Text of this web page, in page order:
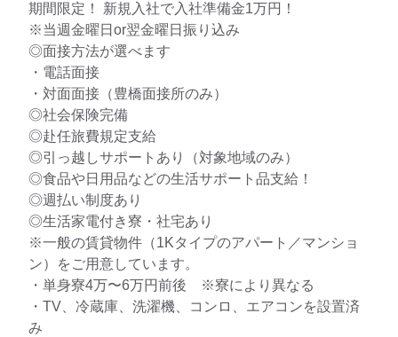
期間限定！ 新規入社で入社準備金1万円！
※当週金曜日or翌金曜日振り込み
◎面接方法が選べます
・電話面接
・対面面接（豊橋面接所のみ）
◎社会保険完備
◎赴任旅費規定支給
◎引っ越しサポートあり（対象地域のみ）
◎食品や日用品などの生活サポート品支給！
◎週払い制度あり
◎生活家電付き寮・社宅あり
※一般の賃貸物件（1Kタイプのアパート／マンショ
ン）をご用意しています。
・単身寮4万〜6万円前後 ※寮により異なる
・TV、冷蔵庫、洗濯機、コンロ、エアコンを設置済
み